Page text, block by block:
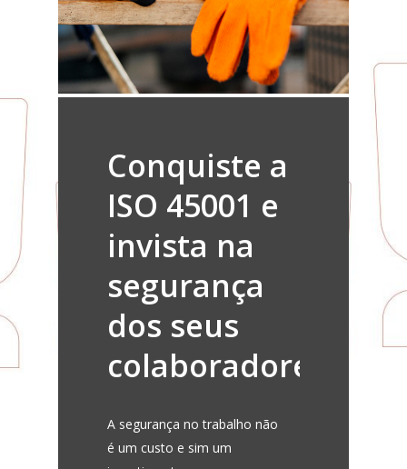
Conquiste a
ISO 45001 e
invista na
segurança
dos seus
colaboradores
A segurança no trabalho não
é um custo e sim um